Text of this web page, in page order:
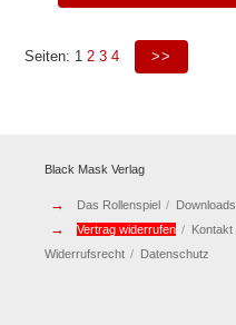
Seiten: 1 2 3 4 >>
Black Mask Verlag
→ Das Rollenspiel Downloads
→ Vertrag widerrufen Kontakt
Widerrufsrecht
Datenschutz